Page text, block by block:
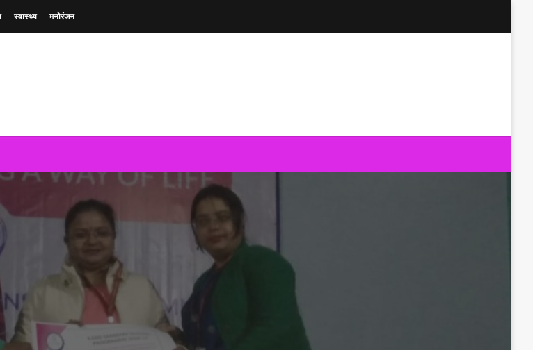
स्वास्थ्य मनोरंजन